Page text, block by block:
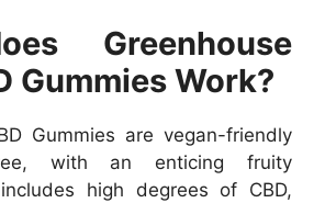
Greenhouse
Gummies Work?
Gummies are vegan-friendly
with an enticing fruity
high degrees of CBD,